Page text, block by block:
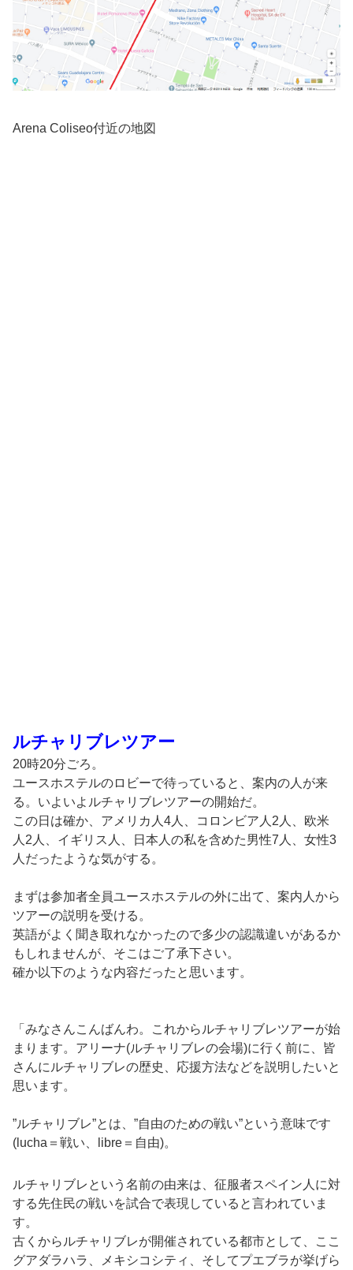
Arena Coliseo付近の地図
ルチャリブレツアー
20時20分ごろ。
ユースホステルのロビーで待っていると、案内の人が来
る。いよいよルチャリブレツアーの開始だ。
この日は確か、アメリカ人4人、コロンビア人2人、欧米
人2人、イギリス人、日本人の私を含めた男性7人、女性3
人だったような気がする。
まずは参加者全員ユースホステルの外に出て、案内人から
ツアーの説明を受ける。
英語がよく聞き取れなかったので多少の認識違いがあるか
もしれませんが、そこはご了承下さい。
確か以下のような内容だったと思います。
「みなさんこんばんわ。これからルチャリブレツアーが始
まります。アリーナ(ルチャリブレの会場)に行く前に、皆
さんにルチャリブレの歴史、応援方法などを説明したいと
思います。
”ルチャリブレ”とは、”自由のための戦い”という意味です
(lucha＝戦い、libre＝自由)。
ルチャリブレという名前の由来は、征服者スペイン人に対
する先住民の戦いを試合で表現していると言われていま
す。
古くからルチャリブレが開催されている都市として、ここ
グアダラハラ、メキシコシティ、そしてプエブラが挙げら